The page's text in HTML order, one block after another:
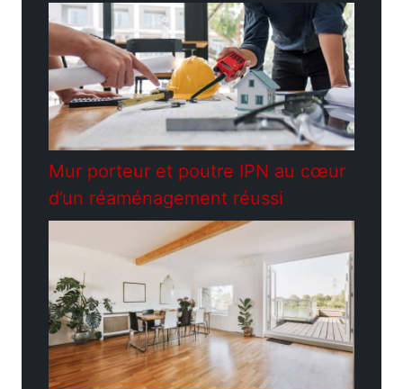
Mur porteur et poutre IPN au cœur
d’un réaménagement réussi